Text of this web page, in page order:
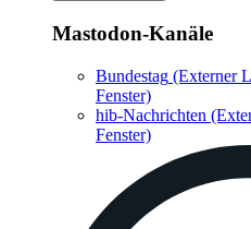
Mastodon-Kanäle
Bundestag (Externer
Fenster)
hib-Nachrichten
Fenster)